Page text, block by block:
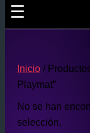
☰
Inicio /
Playmat”
No se han
selección.